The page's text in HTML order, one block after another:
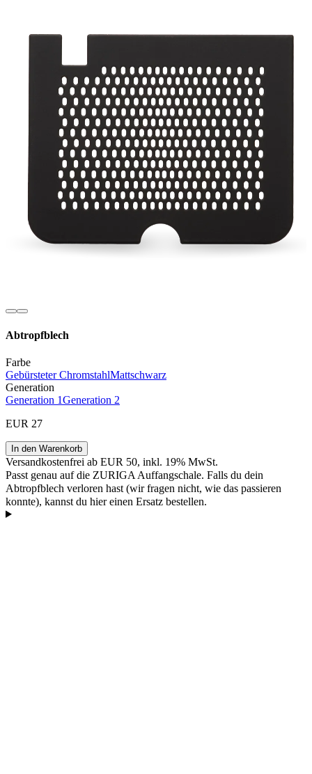
Abtropfblech
Farbe
Gebürsteter ChromstahlMattschwarz
Generation
Generation 1Generation 2
EUR 27
In den Warenkorb
Versandkostenfrei ab EUR 50, inkl. 19% MwSt.
Passt genau auf die ZURIGA Auffangschale. Falls du dein
Abtropfblech verloren hast (wir fragen nicht, wie das passieren
konnte), kannst du hier einen Ersatz bestellen.